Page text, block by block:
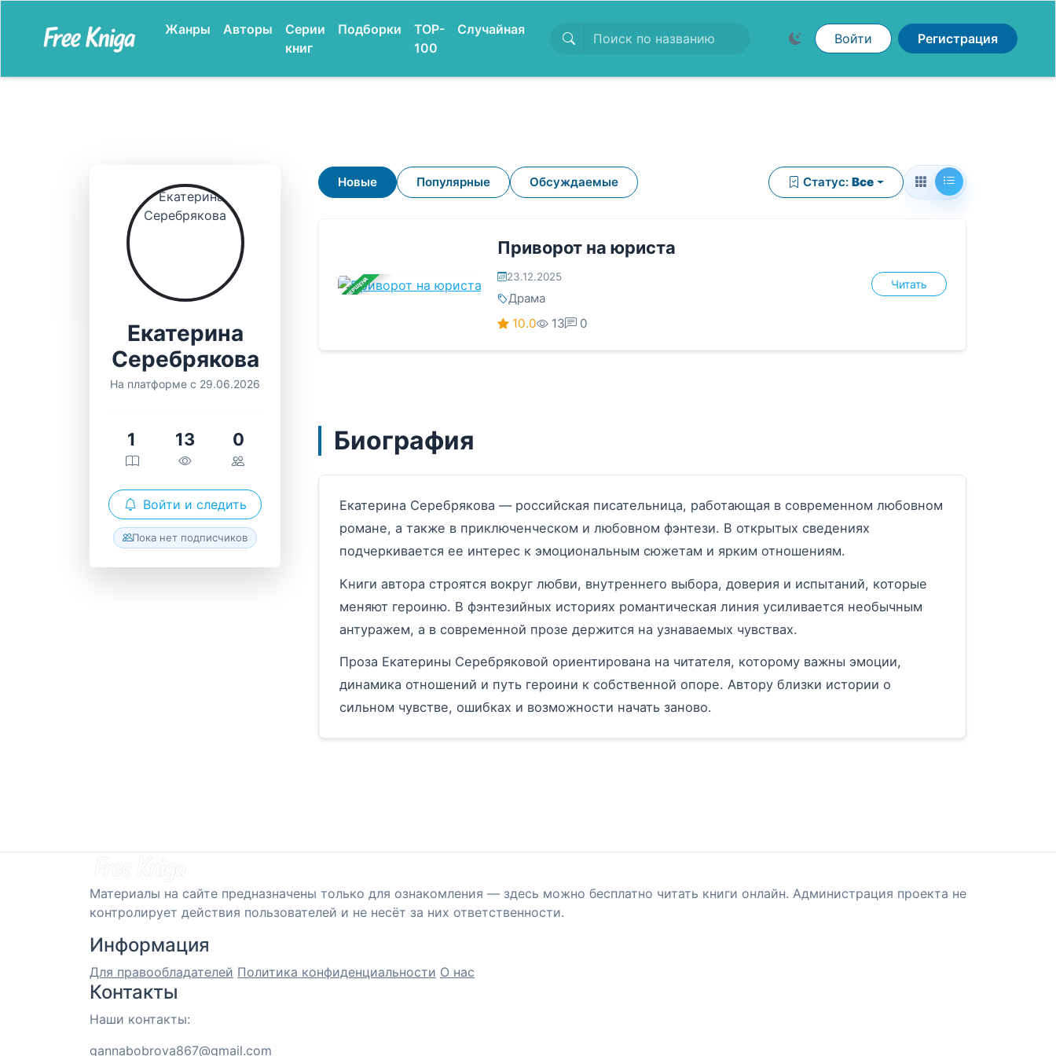
Жанры Авторы
Серии
книг
Подборки
TOP-
100
Случайная
Войти Регистрация
Екатерина
Серебрякова
На платформе с 29.06.2026
1 13 0
Войти и следить
Пока нет подписчиков
Новые Популярные Обсуждаемые Статус: Все
ЗАВЕРШЕНА
Приворот на юриста
23.12.2025
Драма
10.0
13 0
Читать
Биография
Екатерина Серебрякова — российская писательница, работающая в современном любовном
романе, а также в приключенческом и любовном фэнтези. В открытых сведениях
подчеркивается ее интерес к эмоциональным сюжетам и ярким отношениям.
Книги автора строятся вокруг любви, внутреннего выбора, доверия и испытаний, которые
меняют героиню. В фэнтезийных историях романтическая линия усиливается необычным
антуражем, а в современной прозе держится на узнаваемых чувствах.
Проза Екатерины Серебряковой ориентирована на читателя, которому важны эмоции,
динамика отношений и путь героини к собственной опоре. Автору близки истории о
сильном чувстве, ошибках и возможности начать заново.
Материалы на сайте предназначены только для ознакомления — здесь можно бесплатно читать книги онлайн. Администрация проекта не
контролирует действия пользователей и не несёт за них ответственности.
Информация
Для правообладателей Политика конфиденциальности О нас
Контакты
Наши контакты:
gannabobrova867@gmail.com